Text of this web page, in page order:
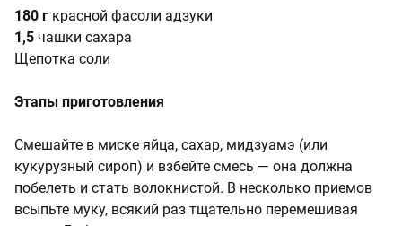
180 г красной фасоли адзуки
1,5 чашки сахара
Щепотка соли
Этапы приготовления
Смешайте в миске яйца, сахар, мидзуамэ (или
кукурузный сироп) и взбейте смесь — она должна
побелеть и стать волокнистой. В несколько приемов
всыпьте муку, всякий раз тщательно перемешивая